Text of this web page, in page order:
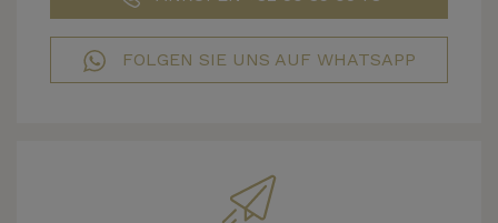
FOLGEN SIE UNS AUF WHATSAPP